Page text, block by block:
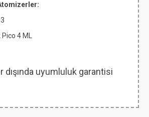
4 ML
dışında uyumluluk garantisi